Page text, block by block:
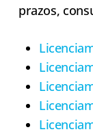
prazos,